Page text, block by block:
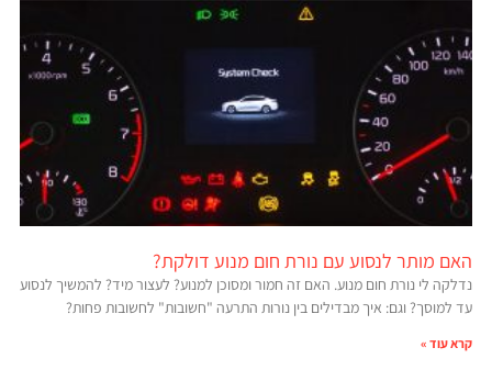
האם מותר לנסוע עם נורת חום מנוע דולקת?
נדלקה לי נורת חום מנוע. האם זה חמור ומסוכן למנוע? לעצור מיד? להמשיך לנסוע
עד למוסך? וגם: איך מבדילים בין נורות התרעה "חשובות" לחשובות פחות?
קרא עוד »